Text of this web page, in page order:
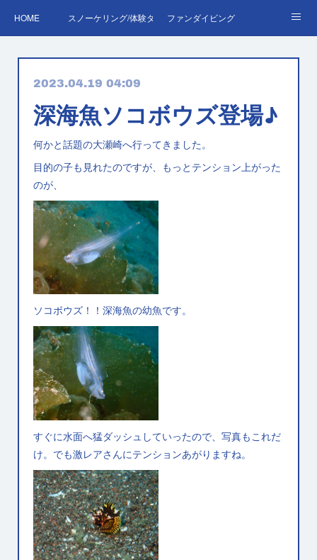
HOME スノーケリング/体験ダイビングファンダイビング
ダイビング・スキルアップレッスン｜プールで安心練習
AOW
プロへの第一歩！ダイブマスターご予約・お問い合わせ
2023.04.19 04:09
深海魚ソコボウズ登場♪
何かと話題の大瀬崎へ行ってきました。
目的の子も見れたのですが、もっとテンション上がった
のが、
ソコボウズ！！深海魚の幼魚です。
すぐに水面へ猛ダッシュしていったので、写真もこれだ
け。でも激レアさんにテンションあがりますね。